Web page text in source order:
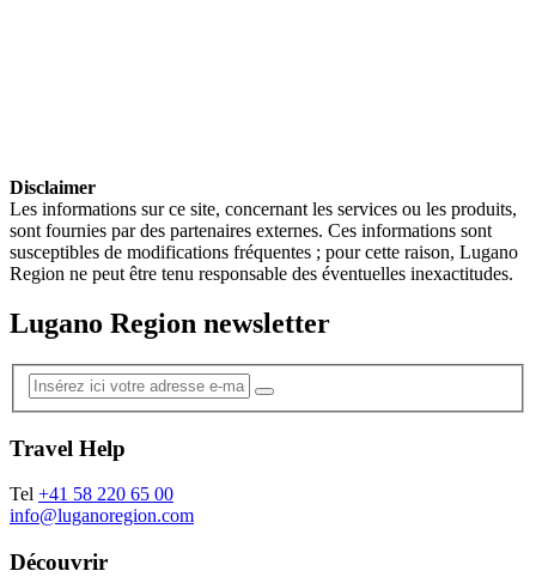
Disclaimer
Les informations sur ce site, concernant les services ou les produits,
sont fournies par des partenaires externes. Ces informations sont
susceptibles de modifications fréquentes ; pour cette raison, Lugano
Region ne peut être tenu responsable des éventuelles inexactitudes.
Lugano Region newsletter
Travel Help
Tel +41 58 220 65 00
info@luganoregion.com
Découvrir